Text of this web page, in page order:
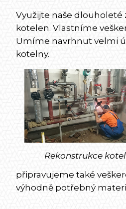
Využijte naše dlouholeté
kotelen. Vlastníme
Umíme navrhnut velmi
kotelny.
Rekonstrukce
připravujeme také
výhodně potřebný